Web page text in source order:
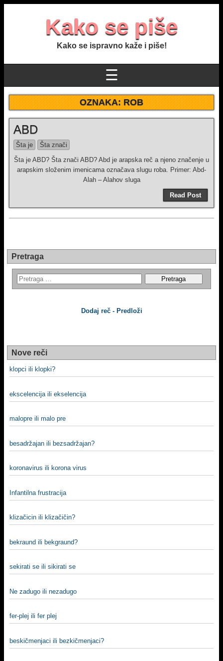
Kako se piše
Kako se ispravno kaže i piše!
☰
OZNAKA:ROB
ABD
Šta je
Šta znači
Šta je ABD? Šta znači ABD? Abd je arapska reč a njeno značenje u
arapskim složenim imenicama označava slugu roba. Primer: Abd-
Alah – Alahov sluga
Read Post
Pretraga
Dodaj reč - Predloži
Nove reči
klopci ili klopki?
ekscelencija ili ekselencija
malopre ili malo pre
besadržajan ili bezsadržajan?
koronavirus ili korona virus
Infantilna frustracija
klizačicin ili klizačičin?
bekraund ili bekgraund?
sekirati se ili sikirati se
Ne zadugo ili nezadugo
fer-plej ili fer plej
beskičmenjaci ili bezkičmenjaci?